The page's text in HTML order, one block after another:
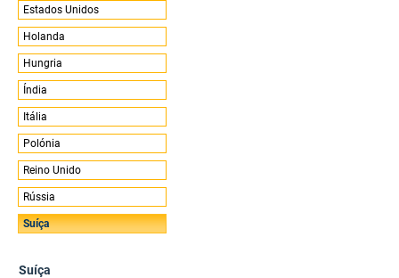
Estados Unidos
Holanda
Hungria
Índia
Itália
Polónia
Reino Unido
Rússia
Suíça
Suíça